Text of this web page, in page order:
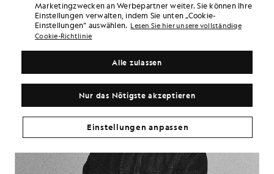
Marketingzwecken an Werbepartner weiter. Sie können Ihre
Einstellungen verwalten, indem Sie unten „Cookie-
Einstellungen“ auswählen. Lesen Sie hier unsere vollständige
Cookie-Richtlinie
Nur das Nötigste akzeptieren
Alle zulassen
Einstellungen anpassen